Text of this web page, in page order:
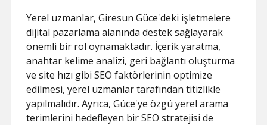
Yerel uzmanlar, Giresun Güce'deki işletmelere
dijital pazarlama alanında destek sağlayarak
önemli bir rol oynamaktadır. İçerik yaratma,
anahtar kelime analizi, geri bağlantı oluşturma
ve site hızı gibi SEO faktörlerinin optimize
edilmesi, yerel uzmanlar tarafından titizlikle
yapılmalıdır. Ayrıca, Güce'ye özgü yerel arama
terimlerini hedefleyen bir SEO stratejisi de